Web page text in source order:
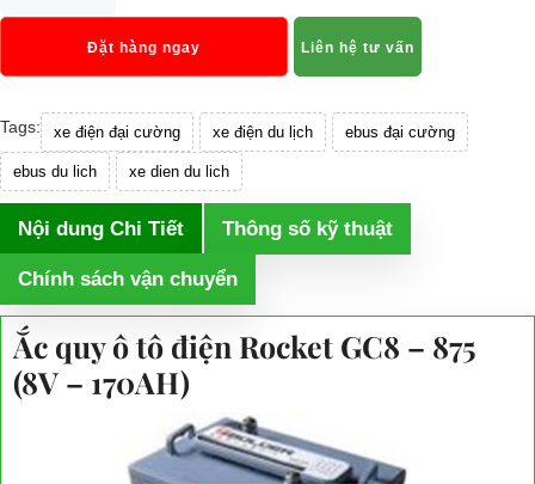
Đặt hàng ngay Liên hệ tư vấn
Tags: xe điện đại cường xe điện du lịch ebus đại cường
ebus du lich xe dien du lich
Nội dung Chi Tiết Thông số kỹ thuật
Chính sách vận chuyển
Ắc quy ô tô điện Rocket GC8 – 875
(8V – 170AH)